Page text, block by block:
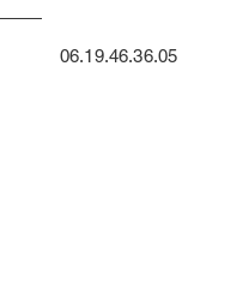
06.19.46.36.05